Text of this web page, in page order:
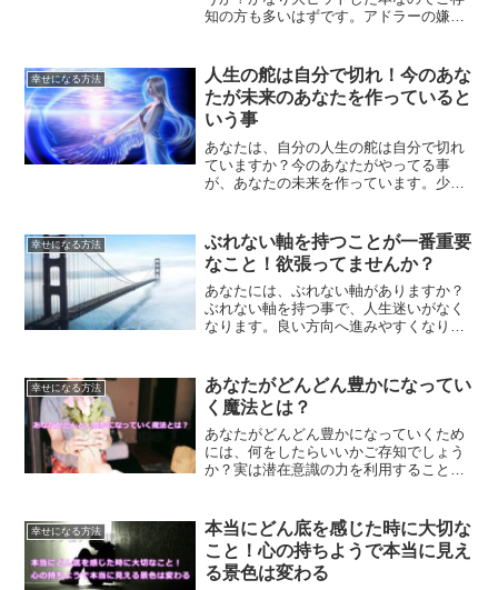
知の方も多いはずです。アドラーの嫌わ
分を好きになる方法について、解説しま
す。
幸せになる方法
人生の舵は自分で切れ！今のあな
たが未来のあなたを作っていると
いう事
あなたは、自分の人生の舵は自分で切れ
ていますか？今のあなたがやってる事
が、あなたの未来を作っています。少し
む未来を手に入れられるようになるはず
です。
幸せになる方法
ぶれない軸を持つことが一番重要
なこと！欲張ってませんか？
あなたには、ぶれない軸がありますか？
ぶれない軸を持つ事で、人生迷いがなく
なります。良い方向へ進みやすくなり、
持つ事の大切さについて、ご紹介してい
きます。
幸せになる方法
あなたがどんどん豊かになってい
く魔法とは？
あなたがどんどん豊かになっていくため
には、何をしたらいいかご存知でしょう
か？実は潜在意識の力を利用すること
幸せになる方法
本当にどん底を感じた時に大切な
こと！心の持ちようで本当に見え
る景色は変わる